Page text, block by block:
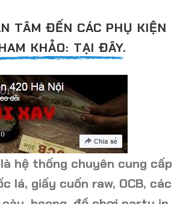
TÂM ĐẾN CÁC PHỤ KIỆN
KHẢO: TẠI ĐÂY.
là hệ thống chuyên cung cấp
lá, giấy cuốn raw, OCB, các